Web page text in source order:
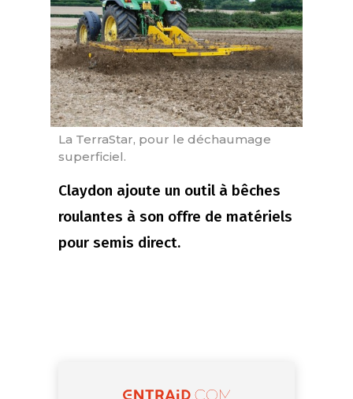
La TerraStar, pour le déchaumage
superficiel.
Claydon ajoute un outil à bêches
roulantes à son offre de matériels
pour semis direct.